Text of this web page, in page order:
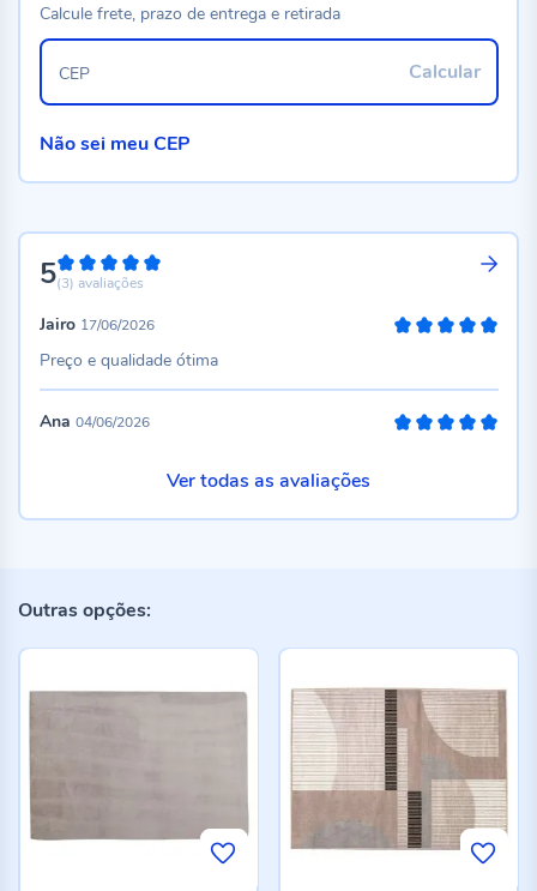
5100%
(3) avaliações
Jairo 17/06/2026
Preço e qualidade ótima
Ana 04/06/2026
Ver todas as avaliações
Calcule frete, prazo de entrega e retirada
Calcular
CEP
Não sei meu CEP
Outras opções: